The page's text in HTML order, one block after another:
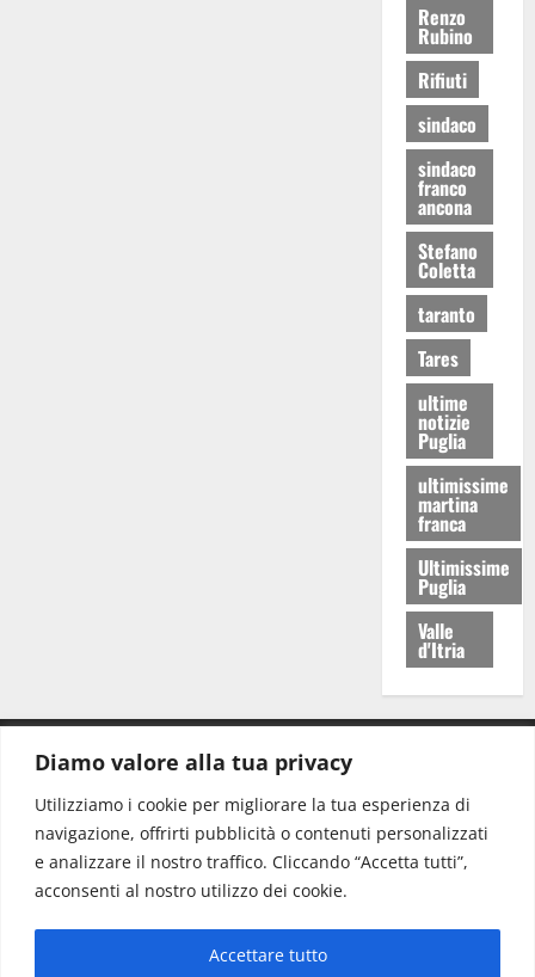
Diamo valore alla tua privacy
Utilizziamo i cookie per migliorare la tua esperienza di
navigazione, offrirti pubblicità o contenuti personalizzati
e analizzare il nostro traffico. Cliccando “Accetta tutti”,
acconsenti al nostro utilizzo dei cookie.
Accettare tutto
Renzo
Rubino
Rifiuti
sindaco
sindaco
franco
ancona
Stefano
Coletta
taranto
Tares
ultime
notizie
Puglia
ultimissime
martina
franca
Ultimissime
Puglia
Valle
d'Itria
Redazione: redazione@www.martinasera.it
Direttore:direttore@www.martinasera.it
Info & Commerciale:info@www.martinasera.it